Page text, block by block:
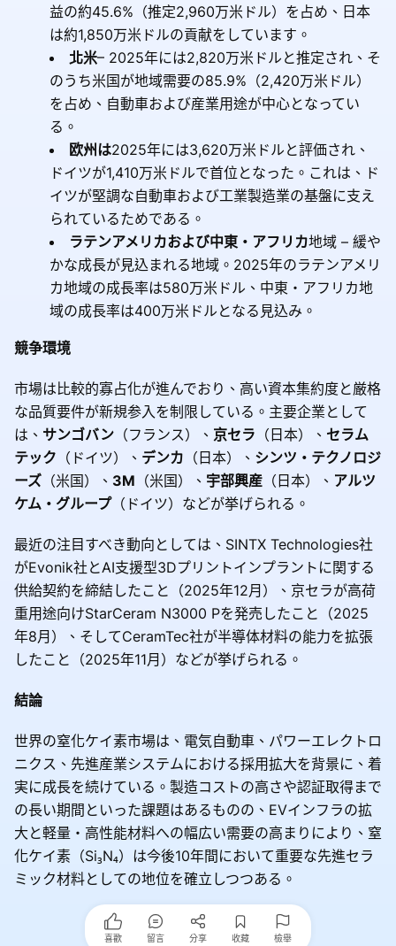
益の約45.6%（推定2,960万米ドル）を占め、日本
は約1,850万米ドルの貢献をしています。
北米– 2025年には2,820万米ドルと推定され、そ
のうち米国が地域需要の85.9%（2,420万米ドル）
を占め、自動車および産業用途が中心となってい
る。
欧州は2025年には3,620万米ドルと評価され、
ドイツが1,410万米ドルで首位となった。これは、ド
イツが堅調な自動車および工業製造業の基盤に支え
られているためである。
ラテンアメリカおよび中東・アフリカ地域 – 緩や
かな成長が見込まれる地域。2025年のラテンアメリ
カ地域の成長率は580万米ドル、中東・アフリカ地
域の成長率は400万米ドルとなる見込み。
競争環境
市場は比較的寡占化が進んでおり、高い資本集約度と厳格
な品質要件が新規参入を制限している。主要企業として
は、 サンゴバン （フランス）、 京セラ （日本）、 セラム
テック （ドイツ）、 デンカ （日本）、 シンツ・テクノロジ
ーズ （米国）、 3M （米国）、 宇部興産 （日本）、 アルツ
ケム・グループ（ドイツ）などが挙げられる。
最近の注目すべき動向としては、SINTX Technologies社
がEvonik社とAI支援型3Dプリントインプラントに関する
供給契約を締結したこと（2025年12月）、京セラが高荷
重用途向けStarCeram N3000 Pを発売したこと（2025
年8月）、そしてCeramTec社が半導体材料の能力を拡張
したこと（2025年11月）などが挙げられる。
結論
世界の窒化ケイ素市場は、電気自動車、パワーエレクトロ
ニクス、先進産業システムにおける採用拡大を背景に、着
実に成長を続けている。製造コストの高さや認証取得まで
の長い期間といった課題はあるものの、EVインフラの拡
大と軽量・高性能材料への幅広い需要の高まりにより、窒
化ケイ素（Si₃N₄）は今後10年間において重要な先進セラ
ミック材料としての地位を確立しつつある。
喜歡 留言 分享 收藏 檢舉